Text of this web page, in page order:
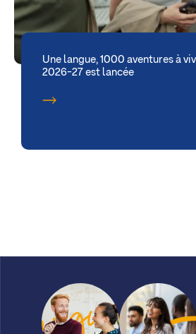
Une langue, 1000 aventures à
2026-27 est lancée